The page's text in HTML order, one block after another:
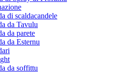
di scaldacandele
da Tavulu
da parete
da Esternu
da soffittu